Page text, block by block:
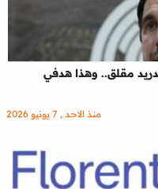
مقلق.. وهذا هدفي
منذ الاحد , 7 يونيو 2026